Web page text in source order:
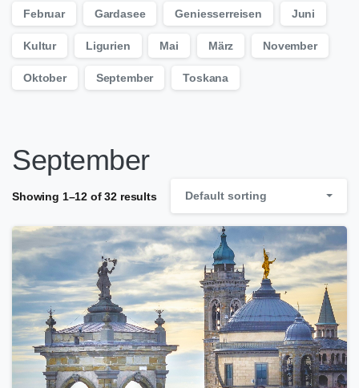
September
Showing 1–12 of 32 results Default sorting
Februar Gardasee Geniesserreisen Juni
Kultur Ligurien Mai März November
Oktober September Toskana